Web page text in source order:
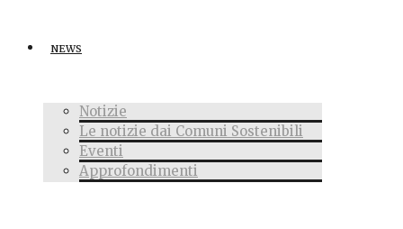
NEWS
Notizie
Le notizie dai Comuni Sostenibili
Eventi
Approfondimenti